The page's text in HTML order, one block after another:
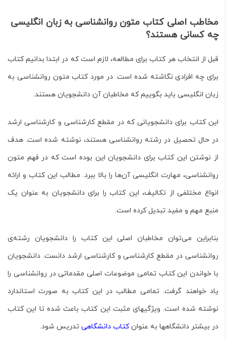
مخاطب اصلی کتاب متون روانشناسی به زبان انگلیسی
چه کسانی هستند؟
قبل از انتخاب هر کتاب برای مطالعه، لازم است که در ابتدا بدانیم کتاب
برای چه افرادی نگاشته شده است. در مورد کتاب متون روانشناسی به
زبان انگلیسی باید بگوییم که مخاطبان آن دانشجویان هستند.
این کتاب برای دانشجویانی که در مقطع کارشناسی و کارشناسی ارشد
در حال تحصیل در رشته روانشناسی هستند، نوشته شده است. هدف
از نوشتن این کتاب برای دانشجویان این بوده است که در فهم متون
روانشناسی، مهارت انگلیسی آن‌ها را بالا ببرد. مطالب این کتاب و ارائه
انواع مختلفی از تکالیف، این کتاب را برای دانشجویان به عنوان یک
منبع مهم و مفید تبدیل کرده است.
بنابراین می‌توان مخاطبان اصلی این کتاب را دانشجویان رشته‌ی
روانشناسی در مقطع کارشناسی و کارشناسی ارشد دانست. دانشجویان
با خواندن این کتاب تمامی موضوعات اصلی مقدماتی در روانشناسی را
یاد خواهند گرفت. تمامی مطالب در این کتاب به صورت استاندارد
نوشته شده است. ویژگی­های مثبت این کتاب باعث شده تا این کتاب
در بیشتر دانشگاه­ها به عنوانکتاب دانشگاهی تدریس شود.